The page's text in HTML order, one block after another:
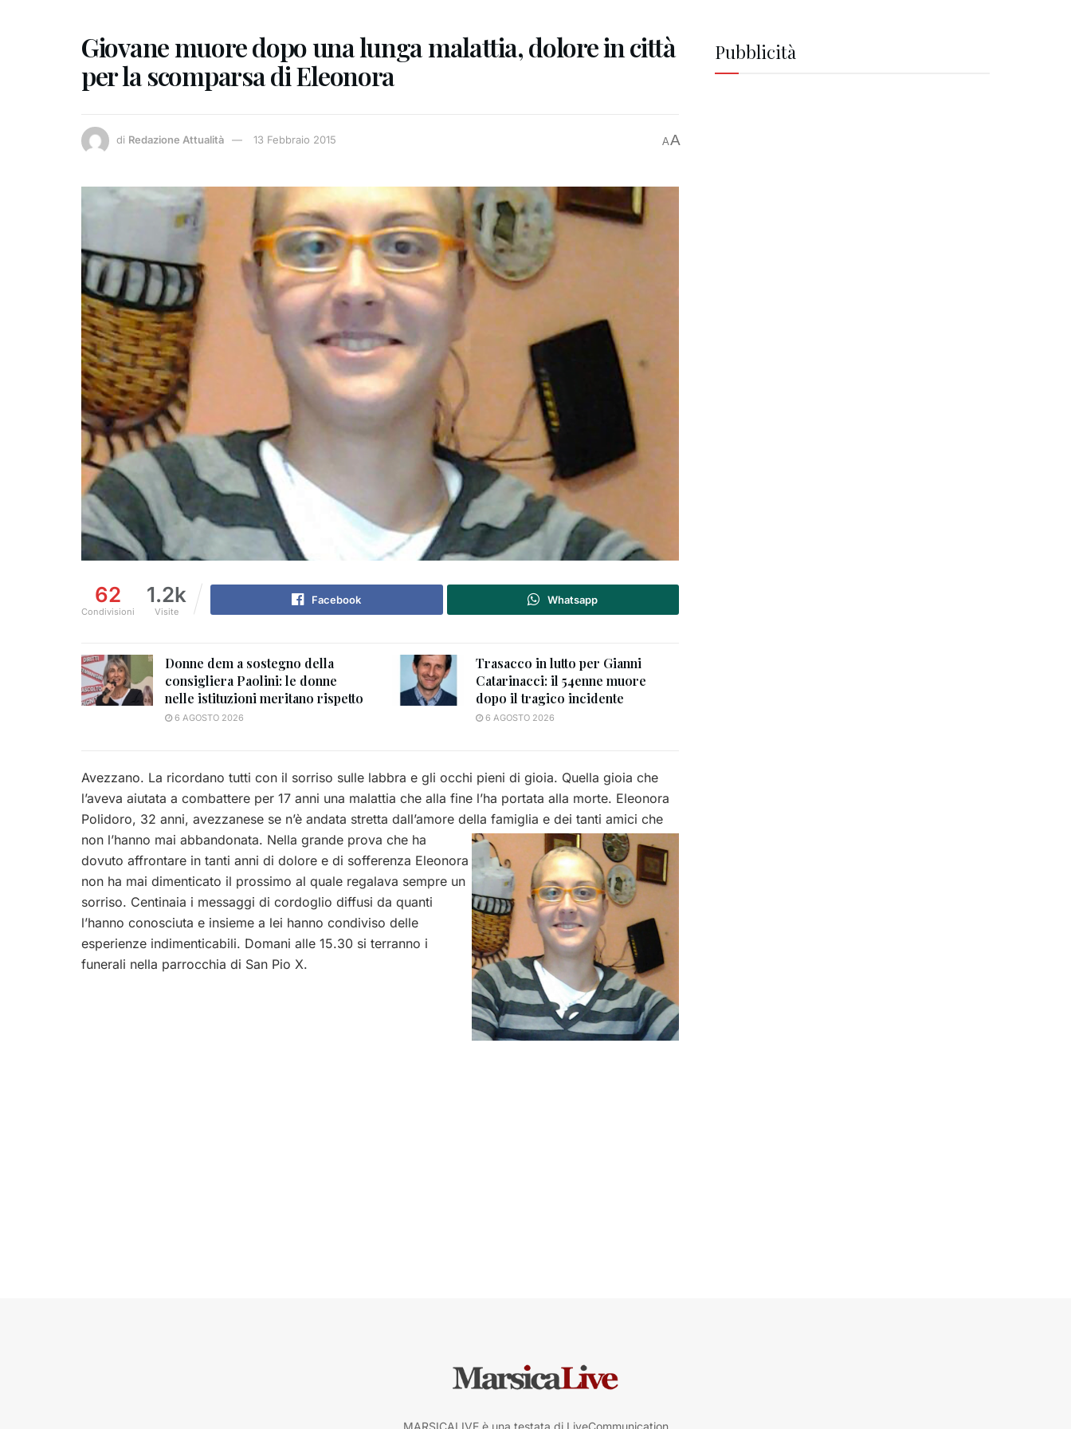
Giovane muore dopo una lunga malattia, dolore in città
per la scomparsa di Eleonora
di Redazione Attualità 13 Febbraio 2015 AA
62
Condivisioni
1.2k
Visite
Facebook Whatsapp
Donne dem a sostegno della
consigliera Paolini: le donne
nelle istituzioni meritano rispetto
6 AGOSTO 2026
Trasacco in lutto per Gianni
Catarinacci: il 54enne muore
dopo il tragico incidente
6 AGOSTO 2026
Avezzano. La ricordano tutti con il sorriso sulle labbra e gli occhi pieni di gioia. Quella gioia che
l’aveva aiutata a combattere per 17 anni una malattia che alla fine l’ha portata alla morte. Eleonora
Polidoro, 32 anni, avezzanese se n’è andata stretta dall’amore della famiglia e dei tanti amici che
non l’hanno mai abbandonata. Nella grande prova che ha
dovuto affrontare in tanti anni di dolore e di sofferenza Eleonora
non ha mai dimenticato il prossimo al quale regalava sempre un
sorriso. Centinaia i messaggi di cordoglio diffusi da quanti
l’hanno conosciuta e insieme a lei hanno condiviso delle
esperienze indimenticabili. Domani alle 15.30 si terranno i
funerali nella parrocchia di San Pio X.
Pubblicità
MARSICALIVE è una testata di LiveCommunication